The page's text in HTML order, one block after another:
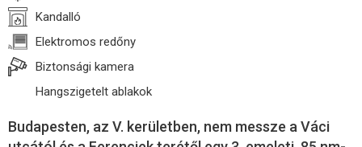
Kandalló
Elektromos redőny
Biztonsági kamera
Hangszigetelt ablakok
Budapesten, az V. kerületben, nem messze a Váci